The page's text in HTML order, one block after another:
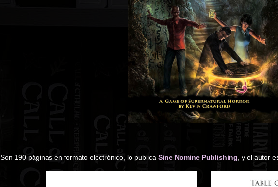
Son 190 páginas en formato electrónico, lo publica Sine Nomine Publishing , y el autor